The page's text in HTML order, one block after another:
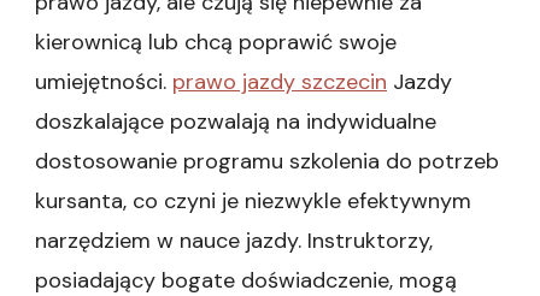
kierownicą lub chcą poprawić swoje
umiejętności. prawo jazdy szczecin Jazdy
doszkalające pozwalają na indywidualne
dostosowanie programu szkolenia do potrzeb
kursanta, co czyni je niezwykle efektywnym
narzędziem w nauce jazdy. Instruktorzy,
posiadający bogate doświadczenie, mogą